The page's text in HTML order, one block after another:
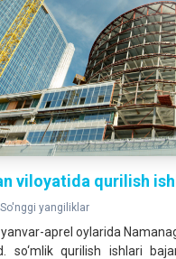
viloyatida qurilish
So'nggi yangiliklar
aprel oylarida
so‘mlik qurilish ishlari